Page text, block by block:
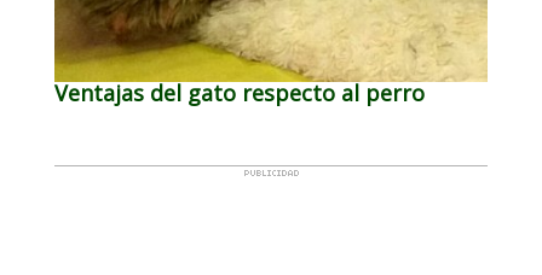
Ventajas del gato respecto al perro